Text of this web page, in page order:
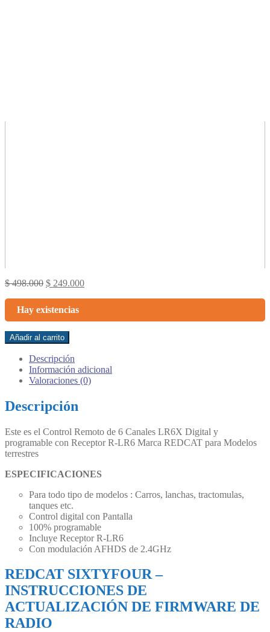
$498.000 Original
was:
$ 498.000.
$ 249.000Current
Hay existencias
Control
Remoto
Canales
LR6X
Receptor
R-
:
REDCAT
cantidad
Añadir al carrito
Descripción
Información adicional
Valoraciones (0)
Descripción
Este es el Control Remoto de 6 Canales LR6X Digital y
programable con Receptor R-LR6 Marca REDCAT para Modelos
terrestres
ESPECIFICACIONES
Para todo tipo de modelos : Carros, lanchas, tractomulas,
tanques etc.
Control digital con Pantalla
100% programable
Incluye Receptor R-LR6
Con modulación AFHDS de 2.4GHz
REDCAT SIXTYFOUR –
INSTRUCCIONES DE
ACTUALIZACIÓN DE FIRMWARE DE
RADIO